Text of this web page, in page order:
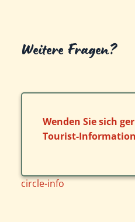
Weitere Fragen?
Wenden Sie sich
Tourist-
circle-info